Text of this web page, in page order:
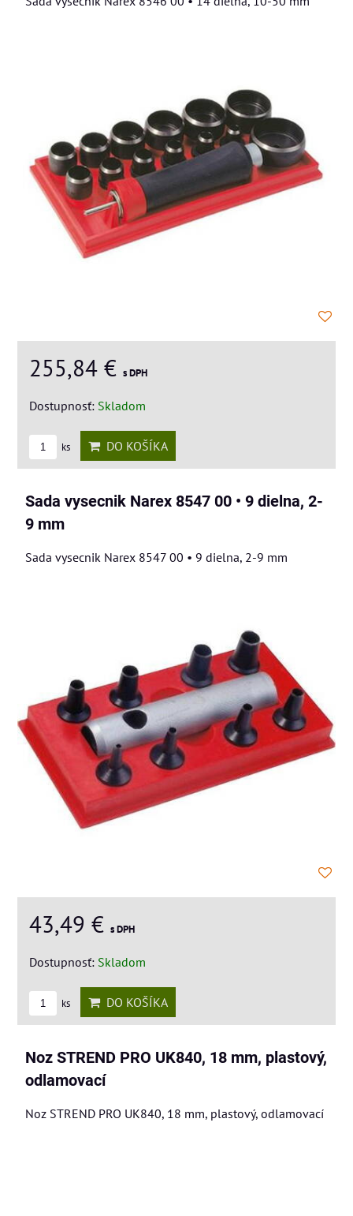
255,84 € s DPH
Dostupnosť: Skladom
ks DO KOŠÍKA
Sada vysecnik Narex 8547 00 • 9 dielna, 2-
9 mm
Sada vysecnik Narex 8547 00 • 9 dielna, 2-9 mm
43,49 € s DPH
Dostupnosť: Skladom
ks DO KOŠÍKA
Noz STREND PRO UK840, 18 mm, plastový,
odlamovací
Noz STREND PRO UK840, 18 mm, plastový, odlamovací